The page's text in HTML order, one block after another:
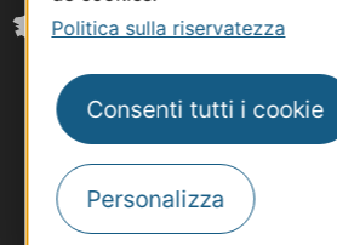
Politica sulla riservatezza
Consenti tutti i cookie
Personalizza